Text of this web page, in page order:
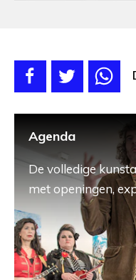
Agenda
De volledige
met openingen,